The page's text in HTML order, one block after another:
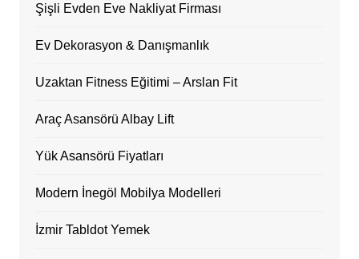
Şişli Evden Eve Nakliyat Firması
Ev Dekorasyon & Danışmanlık
Uzaktan Fitness Eğitimi – Arslan Fit
Araç Asansörü Albay Lift
Yük Asansörü Fiyatları
Modern İnegöl Mobilya Modelleri
İzmir Tabldot Yemek